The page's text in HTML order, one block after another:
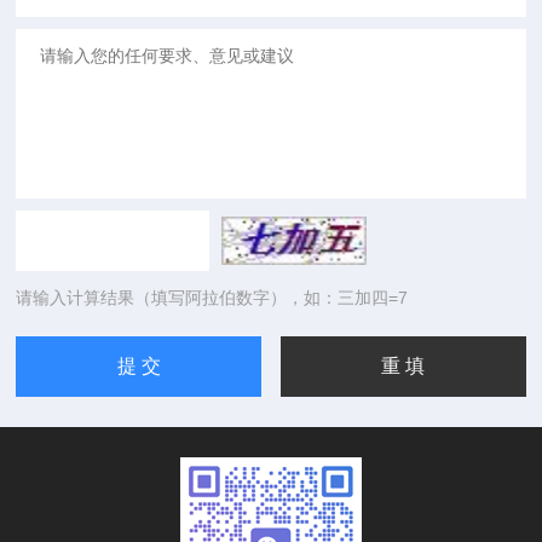
请输入计算结果（填写阿拉伯数字），如：三加四=7